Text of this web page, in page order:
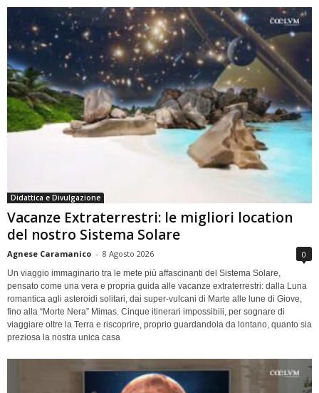
Didattica e Divulgazione
Vacanze Extraterrestri: le migliori location
del nostro Sistema Solare
Agnese Caramanico - 8 Agosto 2026 0
Un viaggio immaginario tra le mete più affascinanti del Sistema Solare,
pensato come una vera e propria guida alle vacanze extraterrestri: dalla Luna
romantica agli asteroidi solitari, dai super-vulcani di Marte alle lune di Giove,
fino alla “Morte Nera” Mimas. Cinque itinerari impossibili, per sognare di
viaggiare oltre la Terra e riscoprire, proprio guardandola da lontano, quanto sia
preziosa la nostra unica casa